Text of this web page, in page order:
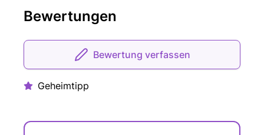
Bewertungen
Bewertung verfassen
Geheimtipp